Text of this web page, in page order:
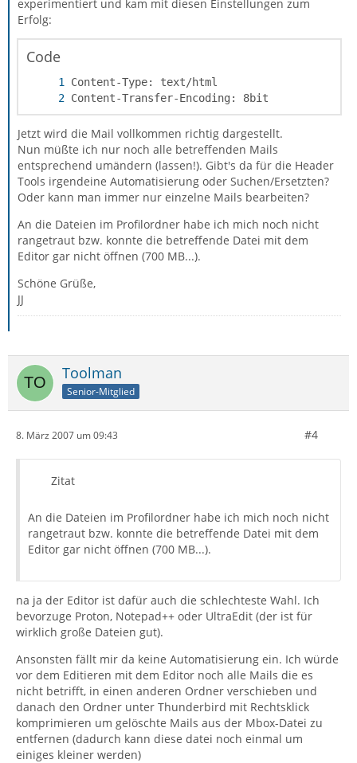
</html>
experimentiert und kam mit diesen Einstellungen zum
Erfolg:
Code
Content-Transfer-Encoding: 8bit
Jetzt wird die Mail vollkommen richtig dargestellt.
Nun müßte ich nur noch alle betreffenden Mails
entsprechend umändern (lassen!). Gibt's da für die Header
Tools irgendeine Automatisierung oder Suchen/Ersetzten?
Oder kann man immer nur einzelne Mails bearbeiten?
An die Dateien im Profilordner habe ich mich noch nicht
rangetraut bzw. konnte die betreffende Datei mit dem
Editor gar nicht öffnen (700 MB...).
Schöne Grüße,
JJ
Toolman
Senior-Mitglied
8. März 2007 um 09:43 #4
Zitat
An die Dateien im Profilordner habe ich mich noch nicht
rangetraut bzw. konnte die betreffende Datei mit dem
Editor gar nicht öffnen (700 MB...).
na ja der Editor ist dafür auch die schlechteste Wahl. Ich
bevorzuge Proton, Notepad++ oder UltraEdit (der ist für
wirklich große Dateien gut).
Ansonsten fällt mir da keine Automatisierung ein. Ich würde
vor dem Editieren mit dem Editor noch alle Mails die es
nicht betrifft, in einen anderen Ordner verschieben und
danach den Ordner unter Thunderbird mit Rechtsklick
komprimieren um gelöschte Mails aus der Mbox-Datei zu
entfernen (dadurch kann diese datei noch einmal um
einiges kleiner werden)